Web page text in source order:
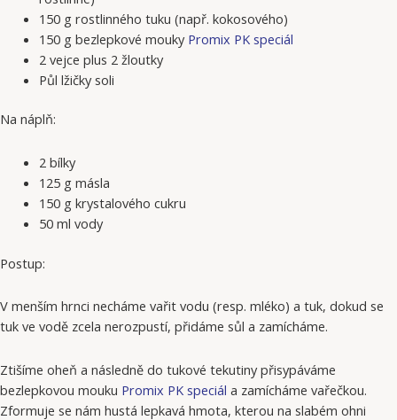
150 g rostlinného tuku (např. kokosového)
150 g bezlepkové mouky Promix PK speciál
2 vejce plus 2 žloutky
Půl lžičky soli
Na náplň:
2 bílky
125 g másla
150 g krystalového cukru
50 ml vody
Postup:
V menším hrnci necháme vařit vodu (resp. mléko) a tuk, dokud se
tuk ve vodě zcela nerozpustí, přidáme sůl a zamícháme.
Ztišíme oheň a následně do tukové tekutiny přisypáváme
bezlepkovou mouku Promix PK speciál a zamícháme vařečkou.
Zformuje se nám hustá lepkavá hmota, kterou na slabém ohni